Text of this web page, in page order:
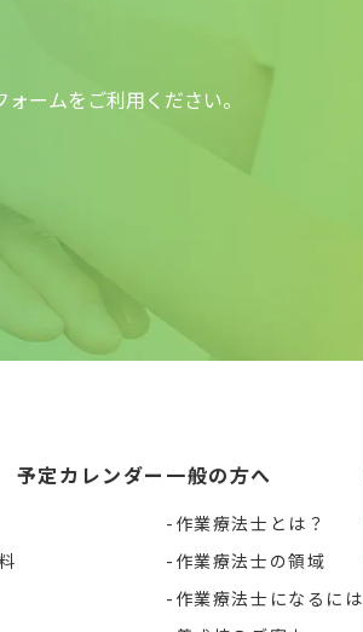
ームをご利用ください。
予定カレンダー 一般の方へ
作業療法士とは？
作業療法士の領域
作業療法士になるには